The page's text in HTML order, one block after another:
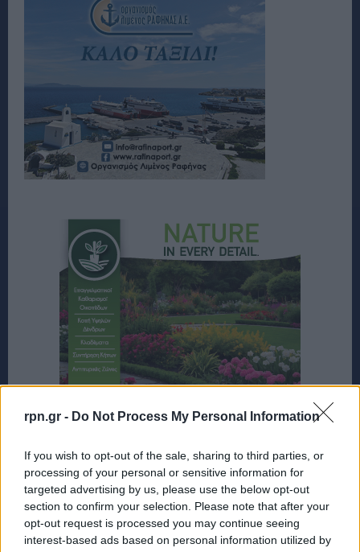
rpn.gr - Do Not Process My Personal Information
If you wish to opt-out of the sale, sharing to third parties, or
processing of your personal or sensitive information for
targeted advertising by us, please use the below opt-out
section to confirm your selection. Please note that after your
opt-out request is processed you may continue seeing
interest-based ads based on personal information utilized by